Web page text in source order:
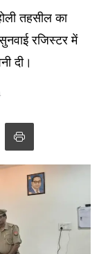
तहसील का
रजिस्टर में
दी।